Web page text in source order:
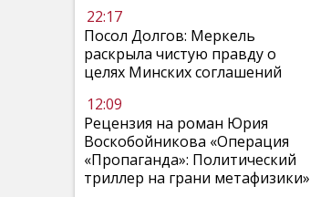
22:17
Посол Долгов: Меркель
раскрыла чистую правду о
целях Минских соглашений
12:09
Рецензия на роман Юрия
Воскобойникова «Операция
«Пропаганда»: Политический
триллер на грани метафизики»